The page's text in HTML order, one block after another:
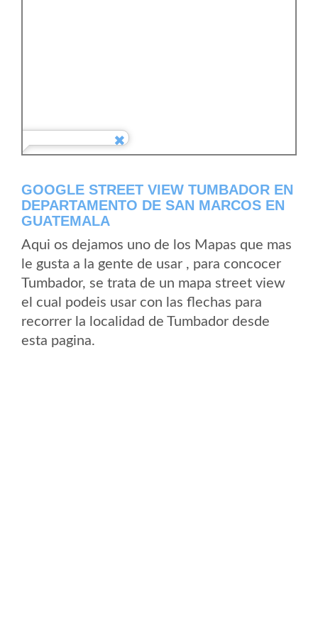
GOOGLE STREET VIEW TUMBADOR EN
DEPARTAMENTO DE SAN MARCOS EN
GUATEMALA
Aqui os dejamos uno de los Mapas que mas
le gusta a la gente de usar , para concocer
Tumbador, se trata de un mapa street view
el cual podeis usar con las flechas para
recorrer la localidad de Tumbador desde
esta pagina.